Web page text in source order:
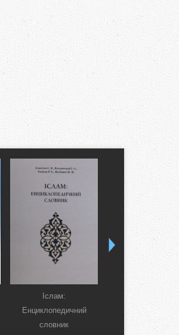
Іслам:
Енциклопедичний
словник
Коран.
смислів
мовою